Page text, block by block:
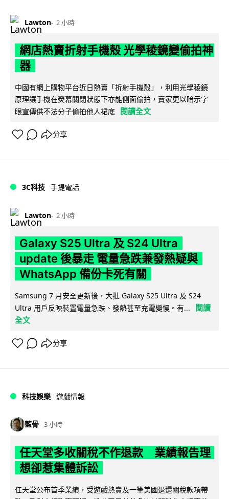
Lawton 2 小時
網店熱賣折射手機殼 光學稜鏡變偷拍神
器
中國有網上購物平台近日熱賣「折射手機殼」，利用光學稜鏡
原理讓手機在熒幕關閉狀態下亦能側面偷拍，賣家更以暗示字
眼宣傳供不法分子偷拍他人裙底
閱讀全文
分享
3C科技 手提電話
Lawton 2 小時
Galaxy S25 Ultra 及 S24 Ultra
update 後暴走 電量急跌兼發熱疑與
WhatsApp 備份卡死有關
Samsung 7 月安全更新後，大批 Galaxy S25 Ultra 及 S24
Ultra 用戶反映裝置電量急跌、發熱甚至充電變慢。有...
閱讀
全文
分享
科技娛樂 遊戲情報
藍骨 3 小時
任天堂多收關稅不作退款 業績報告理
想卻惹集體訴訟
任天堂公布首季業績，受遊戲熱賣及一筆美國退還關稅款項帶